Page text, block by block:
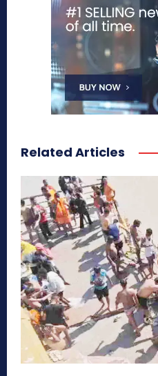
Related Articles